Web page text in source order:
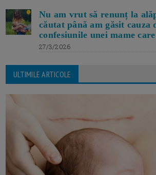
Nu am vrut să renunț la
căutat până am găsit cauza
confesiunile unei mame
27/3/2026
ULTIMILE ARTICOLE